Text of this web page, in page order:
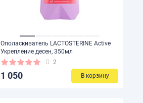
Ополаскиватель LACTOSTERINE Active
Укрепление десен, 350мл
2
1 050 В корзину